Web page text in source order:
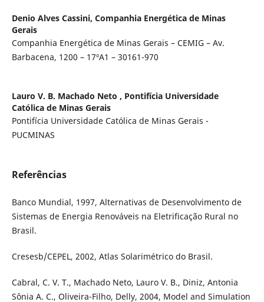
Denio Alves Cassini, Companhia Energética de Minas
Gerais
Companhia Energética de Minas Gerais – CEMIG – Av.
Barbacena, 1200 – 17ºA1 – 30161-970
Lauro V. B. Machado Neto , Pontifícia Universidade
Católica de Minas Gerais
Pontifícia Universidade Católica de Minas Gerais -
PUCMINAS
Referências
Banco Mundial, 1997, Alternativas de Desenvolvimento de
Sistemas de Energia Renováveis na Eletrificação Rural no
Brasil.
Cresesb/CEPEL, 2002, Atlas Solarimétrico do Brasil.
Cabral, C. V. T., Machado Neto, Lauro V. B., Diniz, Antonia
Sônia A. C., Oliveira-Filho, Delly, 2004, Model and Simulation